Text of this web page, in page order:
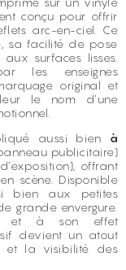
conçu pour offrir
arc-en-ciel. Ce
sa facilité de pose
surfaces lisses.
les enseignes
original et
le nom d’une
aussi bien à
publicitaire)
offrant
scène. Disponible
bien aux petites
grande envergure.
et à son effet
devient un atout
et la visibilité des